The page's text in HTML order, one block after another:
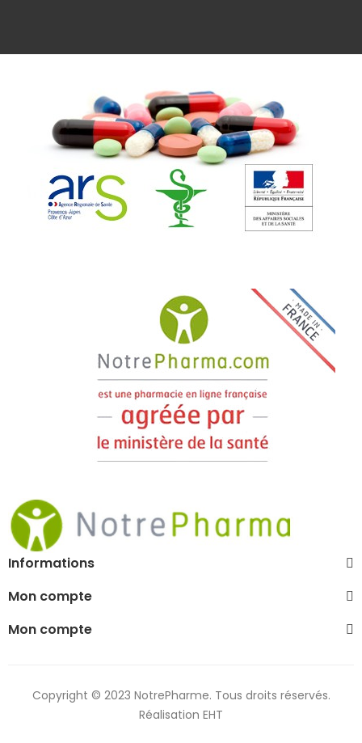
Informations
Mon compte
Mon compte
Copyright © 2023 NotrePharme. Tous droits réservés.
Réalisation EHT